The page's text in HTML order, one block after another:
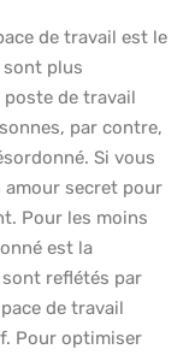
de travail est le
sont plus
de travail
par contre,
Si vous
secret pour
Pour les moins
est la
reflétés par
de travail
Pour optimiser